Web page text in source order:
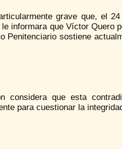
grave que, el
informara que Víctor Quero
Penitenciario sostiene
considera que esta
para cuestionar la